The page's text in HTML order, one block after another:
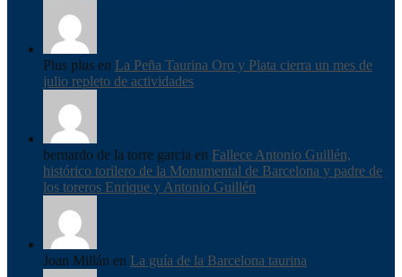
Plus plus en La Peña Taurina Oro y Plata cierra un mes de
julio repleto de actividades
bernardo de la torre garcia en Fallece Antonio Guillén,
histórico torilero de la Monumental de Barcelona y padre de
los toreros Enrique y Antonio Guillén
Joan Millán en La guía de la Barcelona taurina